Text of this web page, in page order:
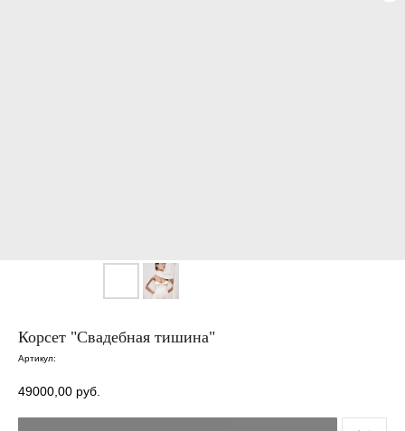
Корсет "Свадебная тишина"
Артикул:
49000,00 руб.